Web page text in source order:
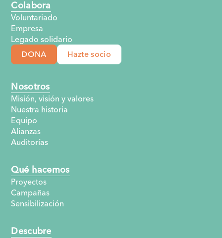
Nosotros
Misión, visión y valores
Nuestra historia
Equipo
Alianzas
Auditorías
Qué hacemos
Proyectos
Campañas
Sensibilización
Descubre
Colabora
Voluntariado
Empresa
Legado solidario
DONA Hazte socio